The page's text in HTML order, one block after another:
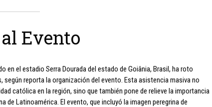
Evento
en el estadio Serra Dourada del estado de Goiânia, Brasil, ha roto
según reporta la organización del evento. Esta asistencia masiva no
católica en la región, sino que también pone de relieve la importancia
de Latinoamérica. El evento, que incluyó la imagen peregrina de